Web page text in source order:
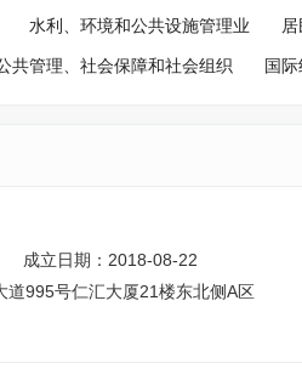
水利、环境和公共设施管理业
共管理、社会保障和社会组织 国
成立日期：2018-08-22
道995号仁汇大厦21楼东北侧A区